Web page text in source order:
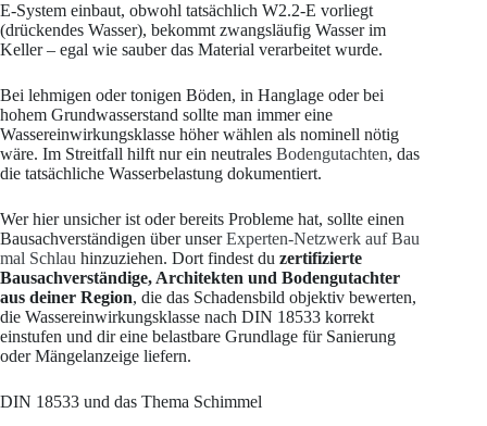
E-System einbaut, obwohl tatsächlich W2.2-E vorliegt
(drückendes Wasser), bekommt zwangsläufig Wasser im
Keller – egal wie sauber das Material verarbeitet wurde.
Bei lehmigen oder tonigen Böden, in Hanglage oder bei
hohem Grundwasserstand sollte man immer eine
Wassereinwirkungsklasse höher wählen als nominell nötig
wäre. Im Streitfall hilft nur ein neutrales Bodengutachten, das
die tatsächliche Wasserbelastung dokumentiert.
Wer hier unsicher ist oder bereits Probleme hat, sollte einen
Bausachverständigen über unserExperten-Netzwerk auf Bau
mal Schlau hinzuziehen. Dort findest du zertifizierte
Bausachverständige, Architekten und Bodengutachter
aus deiner Region, die das Schadensbild objektiv bewerten,
die Wassereinwirkungsklasse nach DIN 18533 korrekt
einstufen und dir eine belastbare Grundlage für Sanierung
oder Mängelanzeige liefern.
DIN 18533 und das Thema Schimmel